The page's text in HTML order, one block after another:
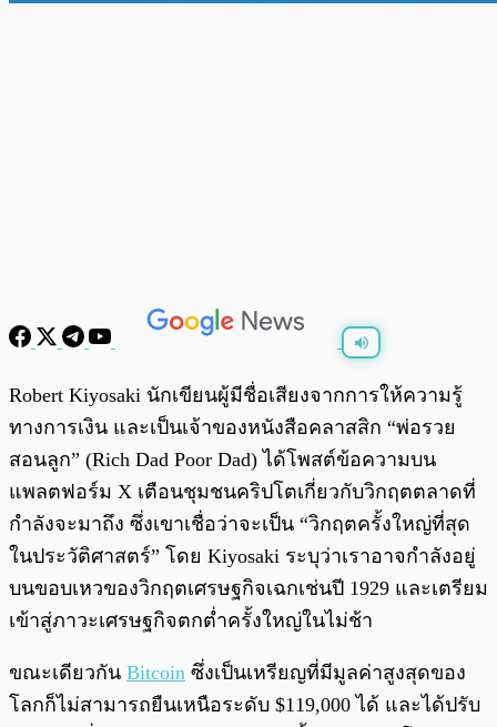
0:00/
Robert Kiyosaki นักเขียนผู้มีชื่อเสียงจากการให้ความรู้
ทางการเงิน และเป็นเจ้าของหนังสือคลาสสิก “พ่อรวย
สอนลูก” (Rich Dad Poor Dad) ได้โพสต์ข้อความบน
แพลตฟอร์ม X เตือนชุมชนคริปโตเกี่ยวกับวิกฤตตลาดที่
กำลังจะมาถึง ซึ่งเขาเชื่อว่าจะเป็น “วิกฤตครั้งใหญ่ที่สุด
ในประวัติศาสตร์” โดย Kiyosaki ระบุว่าเราอาจกำลังอยู่
บนขอบเหวของวิกฤตเศรษฐกิจเฉกเช่นปี 1929 และเตรียม
เข้าสู่ภาวะเศรษฐกิจตกต่ำครั้งใหญ่ในไม่ช้า
ขณะเดียวกัน Bitcoin ซึ่งเป็นเหรียญที่มีมูลค่าสูงสุดของ
โลกก็ไม่สามารถยืนเหนือระดับ $119,000 ได้ และได้ปรับ